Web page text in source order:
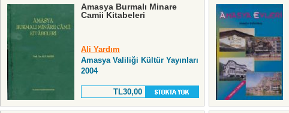
Amasya Burmalı Minare
Camii Kitabeleri
Ali Yardım
Amasya Valiliği Kültür Yayınları
2004
TL30,00